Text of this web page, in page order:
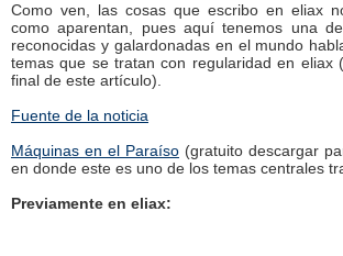
Como ven, las cosas que escribo en eliax
como aparentan, pues aquí tenemos una
reconocidas y galardonadas en el mundo
temas que se tratan con regularidad en eliax
final de este artículo).
Fuente de la noticia
Máquinas en el Paraíso (gratuito descargar
en donde este es uno de los temas centrales
Previamente en eliax: